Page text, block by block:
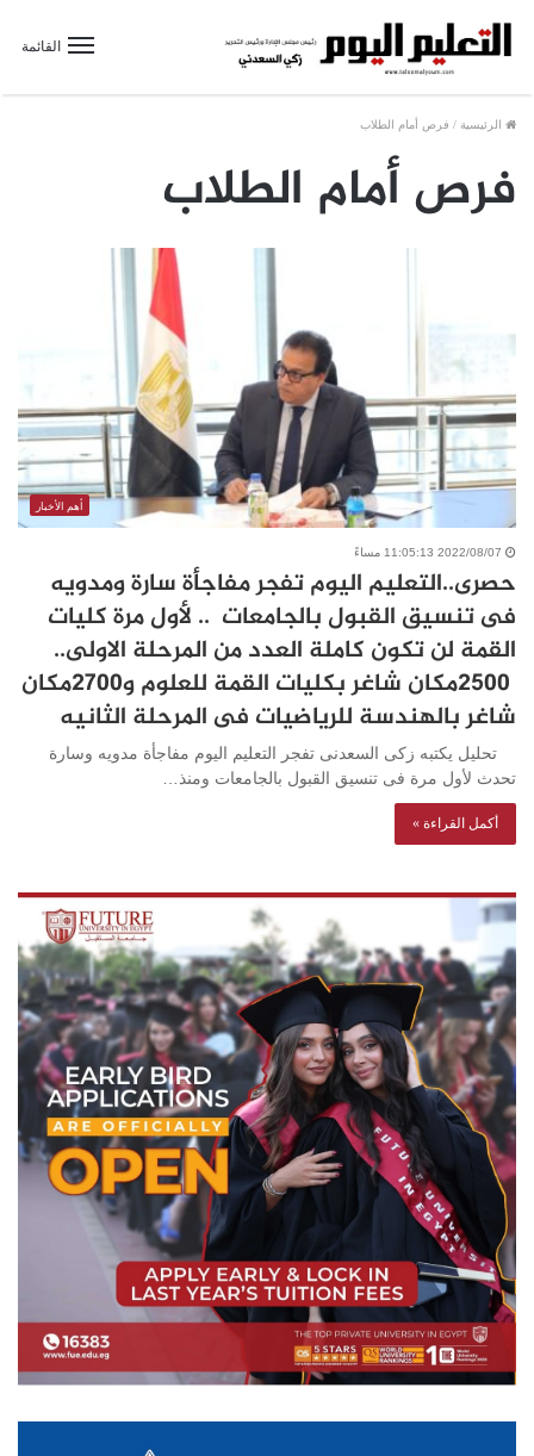
القائمة
الرئيسية / فرص أمام الطلاب
فرص أمام الطلاب
أهم الأخبار
2022/08/07 11:05:13 مساءً
حصرى..التعليم اليوم تفجر مفاجأة سارة ومدويه
فى تنسيق القبول بالجامعات .. لأول مرة كليات
القمة لن تكون كاملة العدد من المرحلة الاولى..
2500مكان شاغر بكليات القمة للعلوم و2700مكان
شاغر بالهندسة للرياضيات فى المرحلة الثانيه
تحليل يكتبه زكى السعدنى تفجر التعليم اليوم مفاجأة مدويه وسارة
تحدث لأول مرة فى تنسيق القبول بالجامعات ومنذ…
أكمل القراءة »